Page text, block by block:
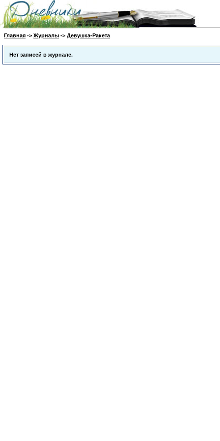
Главная -> Журналы -> Девушка-Ракета
Нет записей в журнале.